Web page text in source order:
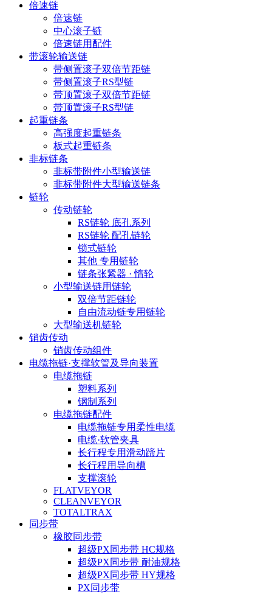
倍速链
倍速链
中心滚子链
倍速链用配件
带滚轮输送链
带侧置滚子双倍节距链
带侧置滚子RS型链
带顶置滚子双倍节距链
带顶置滚子RS型链
起重链条
高强度起重链条
板式起重链条
非标链条
非标带附件小型输送链
非标带附件大型输送链条
链轮
传动链轮
RS链轮 底孔系列
RS链轮 配孔链轮
锁式链轮
其他 专用链轮
链条张紧器 · 惰轮
小型输送链用链轮
双倍节距链轮
自由流动链专用链轮
大型输送机链轮
销齿传动
销齿传动组件
电缆拖链·支撑软管及导向装置
电缆拖链
塑料系列
钢制系列
电缆拖链配件
电缆拖链专用柔性电缆
电缆·软管夹具
长行程专用滑动蹄片
长行程用导向槽
支撑滚轮
FLATVEYOR
CLEANVEYOR
TOTALTRAX
同步带
橡胶同步带
超级PX同步带 HC规格
超级PX同步带 耐油规格
超级PX同步带 HY规格
PX同步带